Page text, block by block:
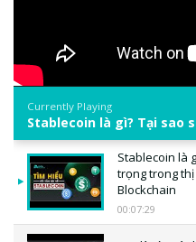
Currently Playing
Stablecoin là
trọng trong
Blockchain
00:07:29